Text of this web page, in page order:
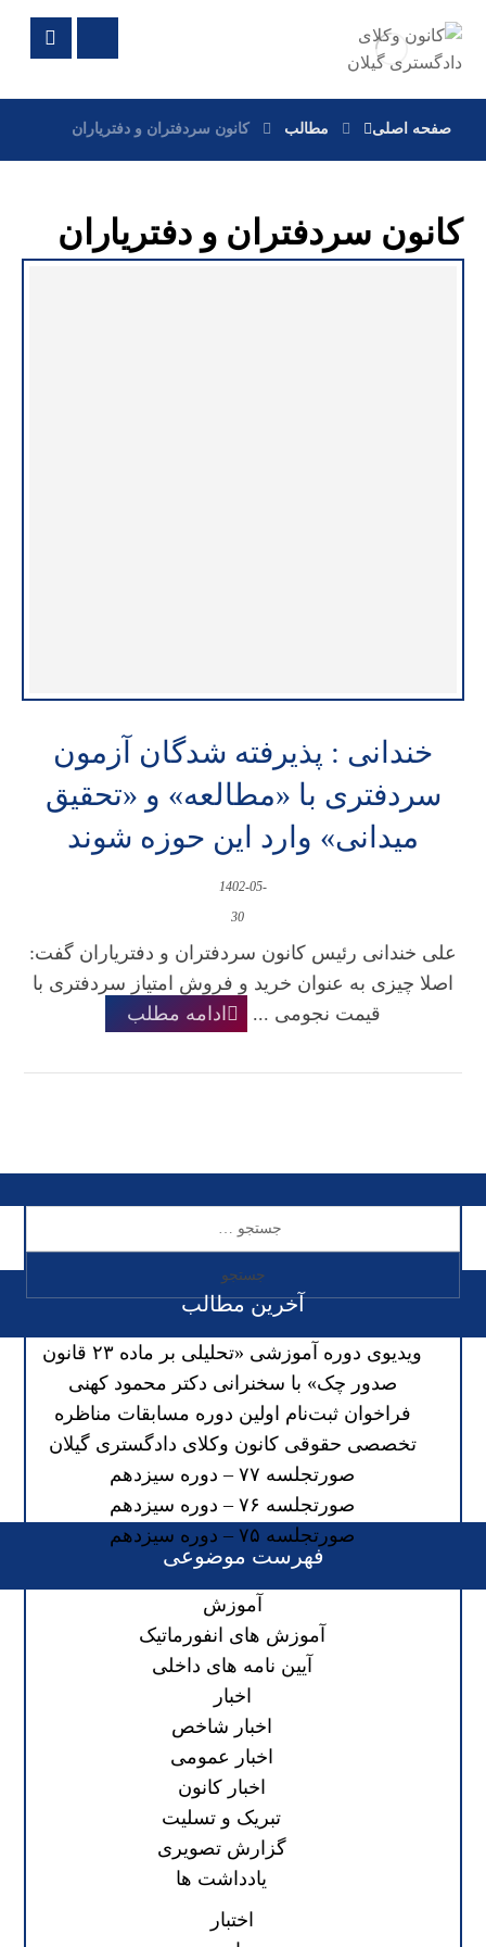
صفحه اصلی مطالب کانون سردفتران و دفتریاران
کانون سردفتران و دفتریاران
خندانی : پذیرفته شدگان آزمون
سردفتری با «مطالعه» و «تحقیق
میدانی» وارد این حوزه شوند
1402-05-
30
علی خندانی رئیس کانون سردفتران و دفتریاران گفت:
اصلا چیزی به عنوان خرید و فروش امتیاز سردفتری با
قیمت نجومی ...
ادامه مطلب
آخرین مطالب
ویدیوی دوره آموزشی «تحلیلی بر ماده ۲۳ قانون
صدور چک» با سخنرانی دکتر محمود کهنی
فراخوان ثبت‌نام اولین دوره مسابقات مناظره
تخصصی حقوقی کانون وکلای دادگستری گیلان
صورتجلسه ۷۷ – دوره سیزدهم
صورتجلسه ۷۶ – دوره سیزدهم
صورتجلسه ۷۵ – دوره سیزدهم
فهرست موضوعی
آموزش
آموزش های انفورماتیک
آیین نامه های داخلی
اخبار
اخبار شاخص
اخبار عمومی
اخبار کانون
تبریک و تسلیت
گزارش تصویری
یادداشت ها
اختبار